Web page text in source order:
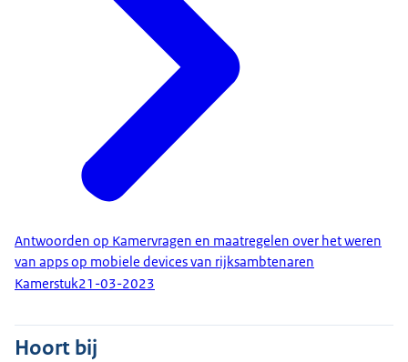
Antwoorden op Kamervragen en maatregelen over het weren
van apps op mobiele devices van rijksambtenaren
Kamerstuk21-03-2023
Hoort bij